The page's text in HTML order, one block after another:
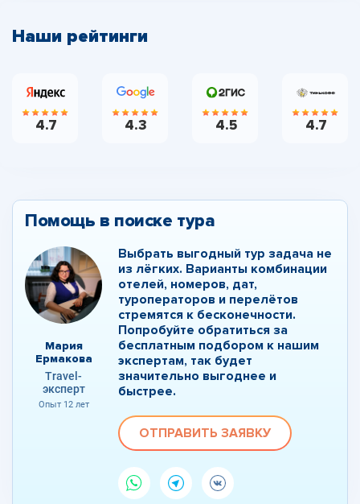
Наши рейтинги
4.7 4.3 4.5 4.7
Помощь в поиске тура
Мария
Ермакова
Travel-
эксперт
Опыт 12 лет
Выбрать выгодный тур задача не
из лёгких. Варианты комбинации
отелей, номеров, дат,
туроператоров и перелётов
стремятся к бесконечности.
Попробуйте обратиться за
бесплатным подбором к нашим
экспертам, так будет
значительно выгоднее и
быстрее.
ОТПРАВИТЬ ЗАЯВКУ